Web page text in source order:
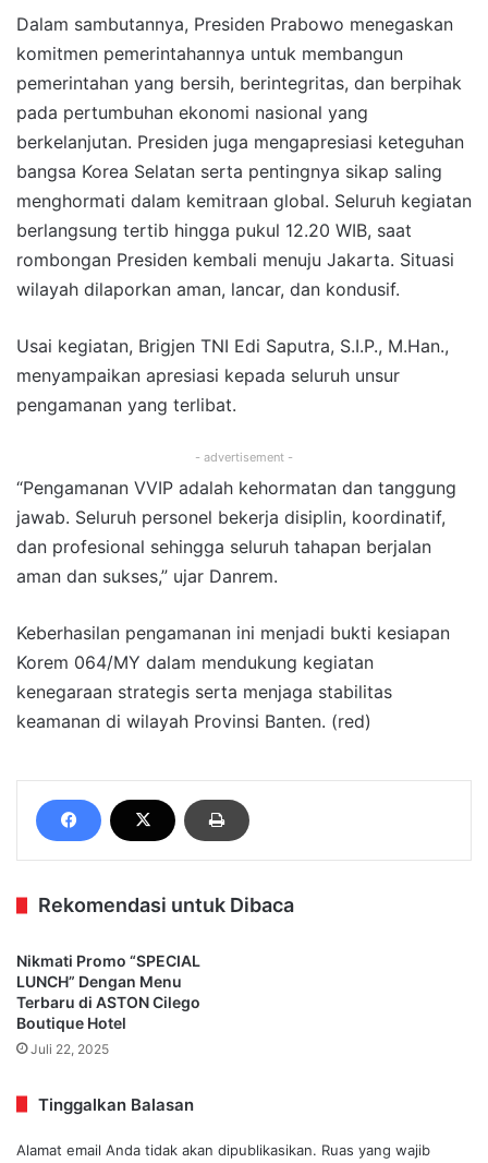
Dalam sambutannya, Presiden Prabowo menegaskan
komitmen pemerintahannya untuk membangun
pemerintahan yang bersih, berintegritas, dan berpihak
pada pertumbuhan ekonomi nasional yang
berkelanjutan. Presiden juga mengapresiasi keteguhan
bangsa Korea Selatan serta pentingnya sikap saling
menghormati dalam kemitraan global. Seluruh kegiatan
berlangsung tertib hingga pukul 12.20 WIB, saat
rombongan Presiden kembali menuju Jakarta. Situasi
wilayah dilaporkan aman, lancar, dan kondusif.
Usai kegiatan, Brigjen TNI Edi Saputra, S.I.P., M.Han.,
menyampaikan apresiasi kepada seluruh unsur
pengamanan yang terlibat.
- advertisement -
“Pengamanan VVIP adalah kehormatan dan tanggung
jawab. Seluruh personel bekerja disiplin, koordinatif,
dan profesional sehingga seluruh tahapan berjalan
aman dan sukses,” ujar Danrem.
Keberhasilan pengamanan ini menjadi bukti kesiapan
Korem 064/MY dalam mendukung kegiatan
kenegaraan strategis serta menjaga stabilitas
keamanan di wilayah Provinsi Banten. (red)
Rekomendasi untuk Dibaca
Nikmati Promo “SPECIAL
LUNCH” Dengan Menu
Terbaru di ASTON Cilego
Boutique Hotel
Juli 22, 2025
Tinggalkan Balasan
Alamat email Anda tidak akan dipublikasikan. Ruas yang wajib